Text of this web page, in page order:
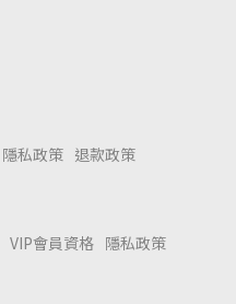
隱私政策 退款政策
VIP會員資格 隱私政策